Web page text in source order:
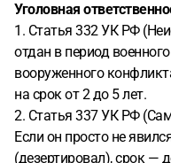
Уголовная
1. Статья 332 УК РФ
отдан в период
вооруженного
на срок от 2 до 5 лет.
2. Статья 337 УК РФ
Если он просто не
(дезертировал), срок —